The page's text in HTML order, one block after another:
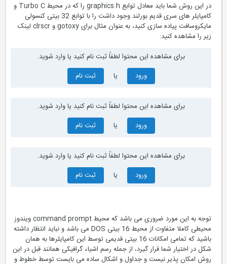
در این روش شما باید معادل توابع graphics.h را که در محیط Turbo C و
کامپایلر های سری قدیم بورلند وجود داشت را با توابع 32 بیتی کنسولی
مایکروسافت پیاده سازی کنید، به عنوان مثال برای gotoxy و clrscr لینک
زیر را مشاهده کنید:
برای مشاهده این محتوا لطفاً ثبت نام کنید یا وارد شوید.
ورود
ثبت نام
برای مشاهده این محتوا لطفاً ثبت نام کنید یا وارد شوید.
ورود
ثبت نام
برای مشاهده این محتوا لطفاً ثبت نام کنید یا وارد شوید.
ورود
ثبت نام
توجه به این مورد ضروری می باشد که محیط command prompt ویندوز
محیطی کاملا متفاوت از محیط 16 بیتی DOS می باشد و نباید انتظار داشته
باشید که تمامی امکانات 16 بیتی قدیمی توسط این کامپایلرها به همان
شکل در اختیار شما قرار گیرد، از جمله رسم اشیاء گرافیکی همانند قبل در این
روش امکان پذیر نیست و جداول و اشکال ساده می بایست توسط خطوط و